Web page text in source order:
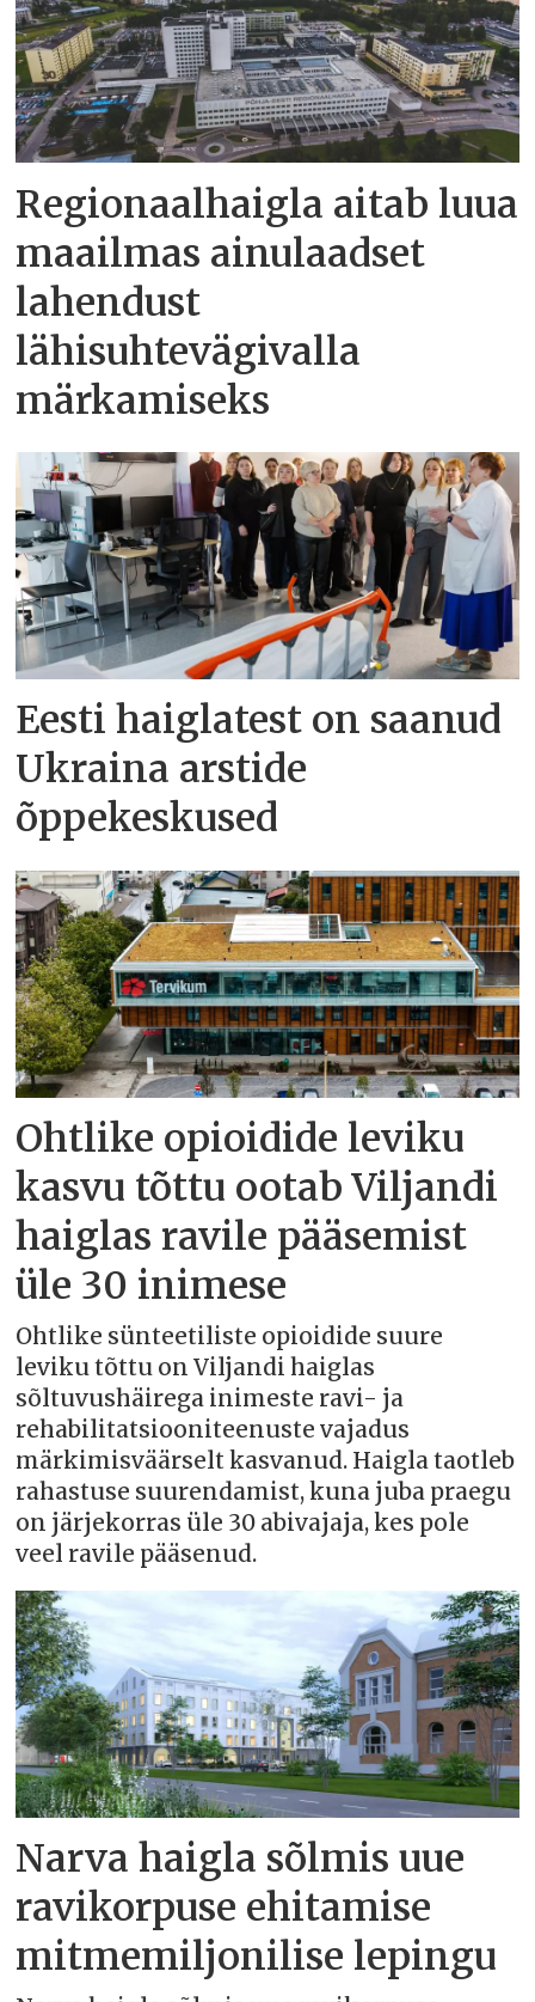
Regionaalhaigla aitab luua
maailmas ainulaadset
lahendust
lähisuhtevägivalla
märkamiseks
Eesti haiglatest on saanud
Ukraina arstide
õppekeskused
Ohtlike opioidide leviku
kasvu tõttu ootab Viljandi
haiglas ravile pääsemist
üle 30 inimese
Ohtlike sünteetiliste opioidide suure
leviku tõttu on Viljandi haiglas
sõltuvushäirega inimeste ravi- ja
rehabilitatsiooniteenuste vajadus
märkimisväärselt kasvanud. Haigla taotleb
rahastuse suurendamist, kuna juba praegu
on järjekorras üle 30 abivajaja, kes pole
veel ravile pääsenud.
Narva haigla sõlmis uue
ravikorpuse ehitamise
mitmemiljonilise lepingu